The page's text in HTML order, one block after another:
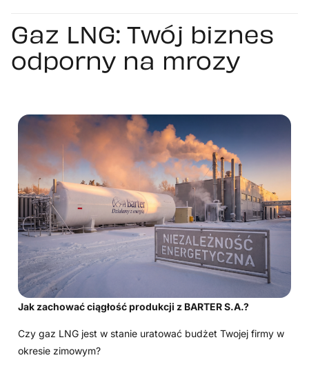
Gaz LNG: Twój biznes
odporny na mrozy
Jak zachować ciągłość produkcji z BARTER S.A.?
Czy gaz LNG jest w stanie uratować budżet Twojej firmy w
okresie zimowym?